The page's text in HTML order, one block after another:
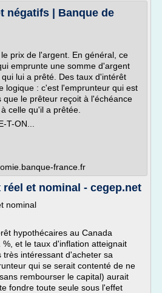
négatifs | Banque de
prix de l'argent. En général, ce
emprunte une somme d'argent
lui a prêté. Des taux d'intérêt
logique : c'est l'emprunteur qui est
que le prêteur reçoit à l'échéance
celle qu'il a prêtée.
T-ON...
france.fr
et nominal - cegep.net
nominal
hypothécaires au Canada
et le taux d'inflation atteignait
très intéressant d'acheter sa
qui se serait contenté de ne
rembourser le capital) aurait
fondre toute seule sous l'effet